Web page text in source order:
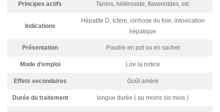
Principes actifs Tanins, hétéroside, flavonoïdes, etc
Indications
Hépatite D, Ictère, cirrhose du foie, intoxication
hépatique
Présentation Poudre en pot ou en sachet
Mode d’emploi Lire la notice
Effets secondaires Goût amère
Durée du traitement longue durée ( au moins six mois )